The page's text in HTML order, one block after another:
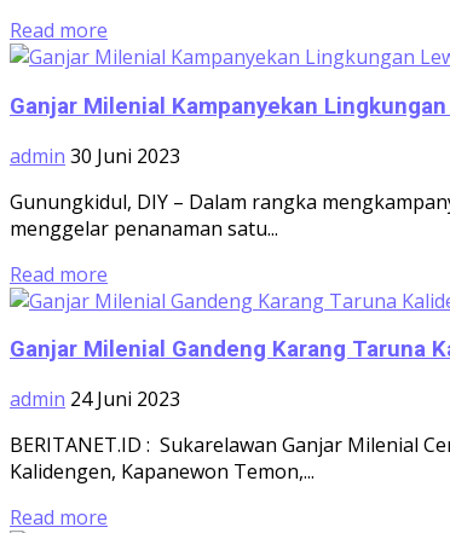
Read more
Ganjar Milenial Kampanyekan
admin 30 Juni 2023
Gunungkidul, DIY – Dalam rangka
menggelar penanaman satu...
Read more
Ganjar Milenial Gandeng Karang Taruna
admin 24 Juni 2023
BERITANET.ID : Sukarelawan Ganjar Milenial
Kalidengen, Kapanewon Temon,...
Read more